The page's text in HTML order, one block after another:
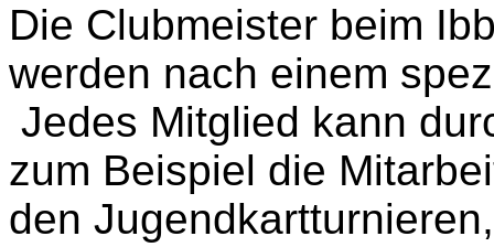
Die Clubmeister beim
werden nach einem
Jedes Mitglied kann
zum Beispiel die
den Jugendkartturnieren